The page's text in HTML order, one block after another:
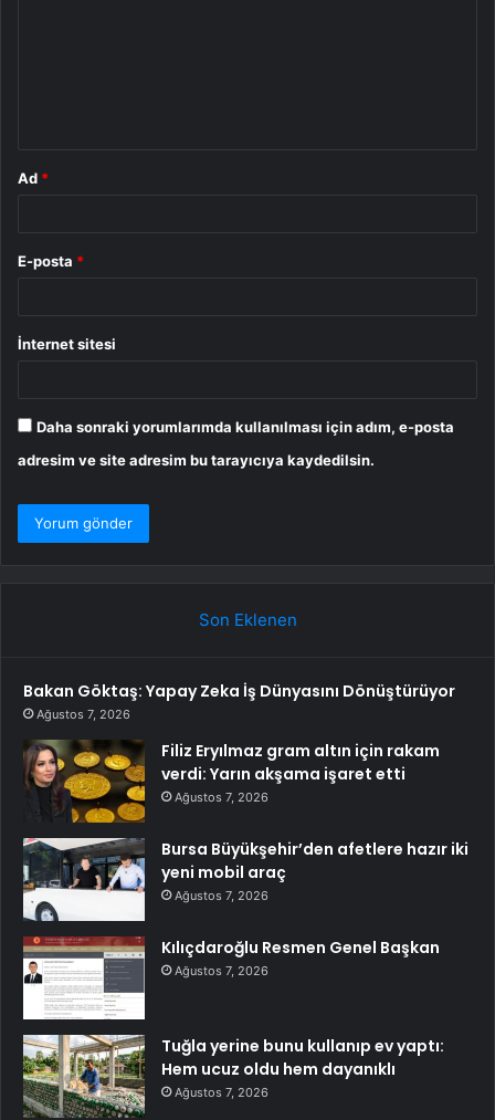
Ad *
E-posta *
İnternet sitesi
Daha sonraki yorumlarımda kullanılması için adım, e-posta
adresim ve site adresim bu tarayıcıya kaydedilsin.
Son Eklenen
Bakan Göktaş: Yapay Zeka İş Dünyasını Dönüştürüyor
Ağustos 7, 2026
Filiz Eryılmaz gram altın için rakam
verdi: Yarın akşama işaret etti
Ağustos 7, 2026
Bursa Büyükşehir’den afetlere hazır iki
yeni mobil araç
Ağustos 7, 2026
Kılıçdaroğlu Resmen Genel Başkan
Ağustos 7, 2026
Tuğla yerine bunu kullanıp ev yaptı:
Hem ucuz oldu hem dayanıklı
Ağustos 7, 2026